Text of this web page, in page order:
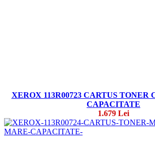
XEROX 113R00723 CARTUS TONER
CAPACITATE
1.679 Lei